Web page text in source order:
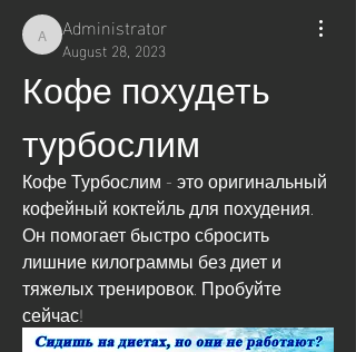
Administrator
Administrator
August 28, 2023
Кофе похудеть
турбослим
Кофе Турбослим - это оригинальный
кофейный коктейль для похудения.
Он помогает быстро сбросить
лишние килограммы без диет и
тяжелых тренировок. Пробуйте
сейчас!